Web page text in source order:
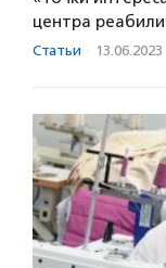
центра
Статьи · 13.06.2023